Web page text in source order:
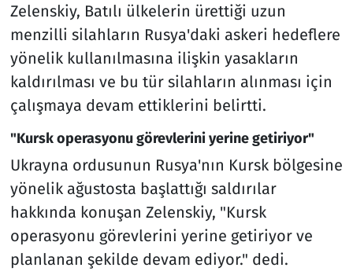
Zelenskiy, Batılı ülkelerin ürettiği uzun
menzilli silahların Rusya'daki askeri hedeflere
yönelik kullanılmasına ilişkin yasakların
kaldırılması ve bu tür silahların alınması için
çalışmaya devam ettiklerini belirtti.
"Kursk operasyonu görevlerini yerine getiriyor"
Ukrayna ordusunun Rusya'nın Kursk bölgesine
yönelik ağustosta başlattığı saldırılar
hakkında konuşan Zelenskiy, "Kursk
operasyonu görevlerini yerine getiriyor ve
planlanan şekilde devam ediyor." dedi.